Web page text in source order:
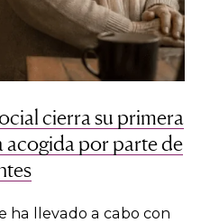
cierra su primera
acogida por parte de
ha llevado a cabo con